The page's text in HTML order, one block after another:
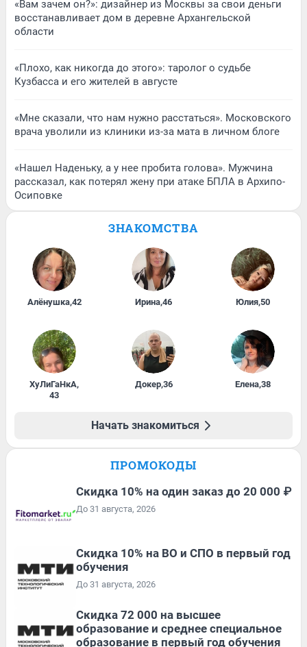
«Вам зачем он?»: дизайнер из Москвы за свои деньги
восстанавливает дом в деревне Архангельской
области
«Плохо, как никогда до этого»: таролог о судьбе
Кузбасса и его жителей в августе
«Мне сказали, что нам нужно расстаться». Московского
врача уволили из клиники из-за мата в личном блоге
«Нашел Наденьку, а у нее пробита голова». Мужчина
рассказал, как потерял жену при атаке БПЛА в Архипо-
Осиповке
ЗНАКОМСТВА
Алёнушка,42 Ирина,46 Юлия,50
ХуЛиГаНкА,
43
Докер,36 Елена,38
Начать знакомиться
ПРОМОКОДЫ
Скидка 10% на один заказ до 20 000 ₽
До 31 августа, 2026
Скидка 10% на ВО и СПО в первый год
обучения
До 31 августа, 2026
Скидка 72 000 на высшее
образование и среднее специальное
образование в первый год обучения